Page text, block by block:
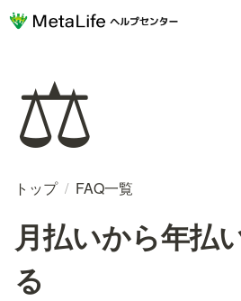
⚖️
トップ / FAQ一覧
月払いから年払
る